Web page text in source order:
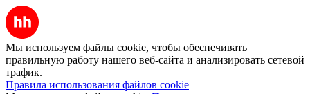
Мы используем файлы cookie, чтобы обеспечивать
правильную работу нашего веб-сайта и анализировать сетевой
трафик.
Правила использования файлов cookie